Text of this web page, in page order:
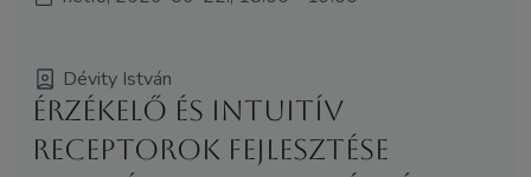
Dévity István
Érzékelő és intuitív
receptorok fejlesztése